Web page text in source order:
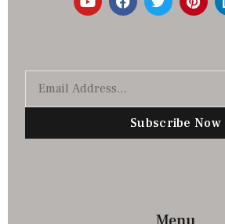
Subscribe Now